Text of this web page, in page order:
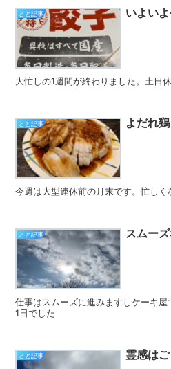
とと記事 いよい
大忙しの1週間が終わりました。土日
とと記事 よだれ鷄
今週は大型連休前の月末です。忙し
とと記事 スムー
仕事はスムーズに進みますしケーキ
1日でした
とと記事 霊感は